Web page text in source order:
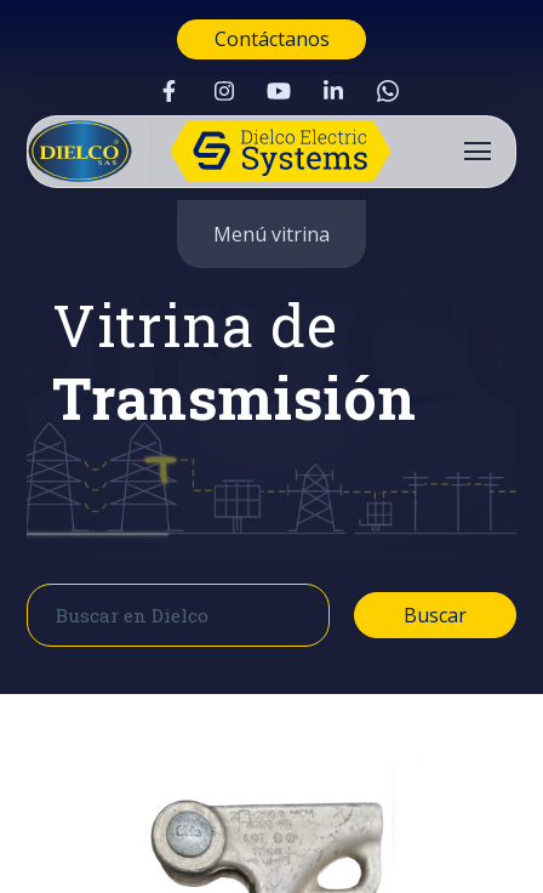
Contáctanos
Buscar
Menú vitrina
Vitrina de
Transmisión
Buscar
Buscar